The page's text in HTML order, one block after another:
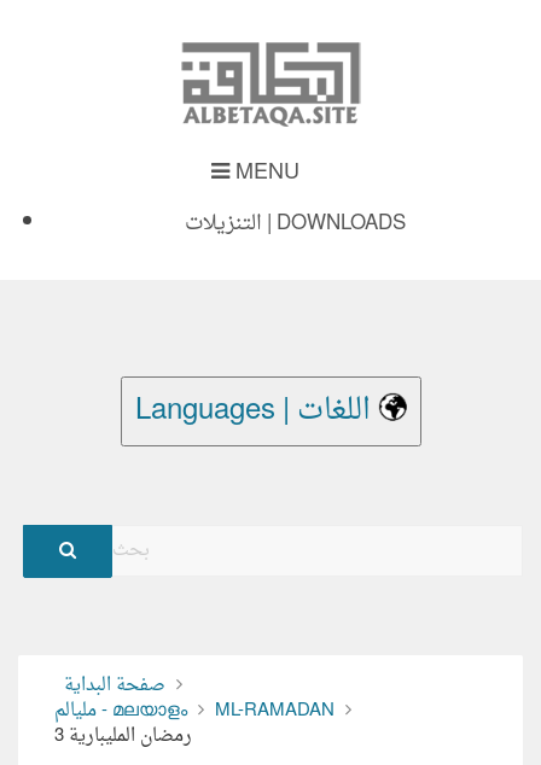
MENU
التنزيلات | DOWNLOADS
بحث
صفحة البداية
مليالم - മലയാളം ML-RAMADAN
رمضان المليبارية 3